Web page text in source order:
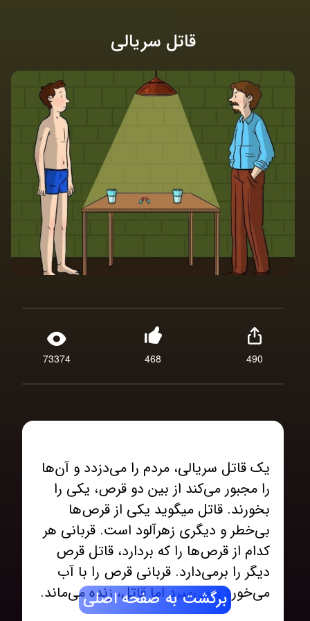
قاتل سریالی
73374 468 490
یک قاتل سریالی، مردم را می‌دزدد و آن‌ها
را مجبور می‌کند از بین دو قرص، یکی را
بخورند. قاتل میگوید یکی از قرص‌ها
بی‌خطر و دیگری زهرآلود است. قربانی هر
کدام از قرص‌ها را که بردارد، قاتل قرص
دیگر را برمی‌دارد. قربانی قرص را با آب
برگشت به صفحه اصلی